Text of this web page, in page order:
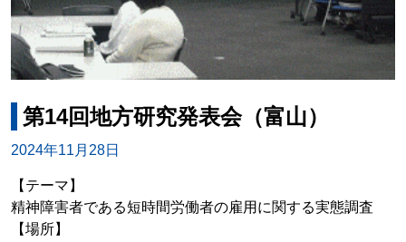
第14回地方研究発表会（富山）
2024年11月28日
【テーマ】
精神障害者である短時間労働者の雇用に関する実態調査
【場所】